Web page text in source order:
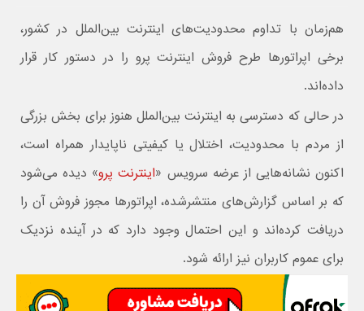
هم‌زمان با تداوم محدودیت‌های اینترنت بین‌الملل در کشور،
برخی اپراتورها طرح فروش اینترنت پرو را در دستور کار قرار
داده‌اند.
در حالی که دسترسی به اینترنت بین‌الملل هنوز برای بخش بزرگی
از مردم با محدودیت، اختلال یا کیفیتی ناپایدار همراه است،
اکنون نشانه‌هایی از عرضه سرویس «اینترنت پرو» دیده می‌شود
که بر اساس گزارش‌های منتشرشده، اپراتورها مجوز فروش آن را
دریافت کرده‌اند و این احتمال وجود دارد که در آینده نزدیک
برای عموم کاربران نیز ارائه شود.